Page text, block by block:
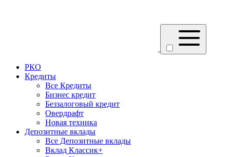
РКО
Кредиты
Все Кредиты
Бизнес кредит
Беззалоговый кредит
Овердрафт
Новая техника
Депозитные вклады
Все Депозитные вклады
Вклад Классик+